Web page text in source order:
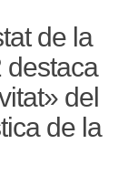
de la
destaca
del
de la